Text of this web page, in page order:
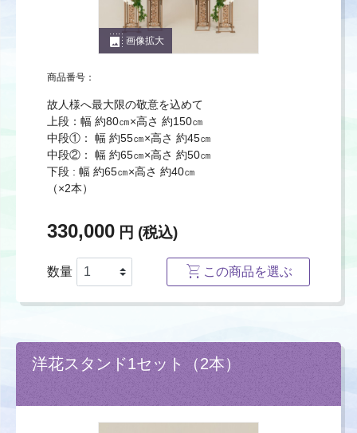
photo_size_select_large 画像拡大
商品番号：
故人様へ最大限の敬意を込めて
上段：幅 約80㎝×高さ 約150㎝
中段①： 幅 約55㎝×高さ 約45㎝
中段②： 幅 約65㎝×高さ 約50㎝
下段 : 幅 約65㎝×高さ 約40㎝
（×2本）
330,000 円 (税込)
数量 この商品を選ぶ
洋花スタンド1セット（2本）